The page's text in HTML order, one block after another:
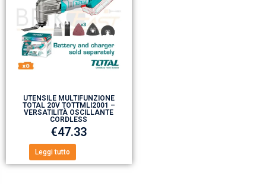
UTENSILE MULTIFUNZIONE
TOTAL 20V TOTTMLI2001 –
VERSATILITÀ OSCILLANTE
CORDLESS
€47.33
Leggi tutto